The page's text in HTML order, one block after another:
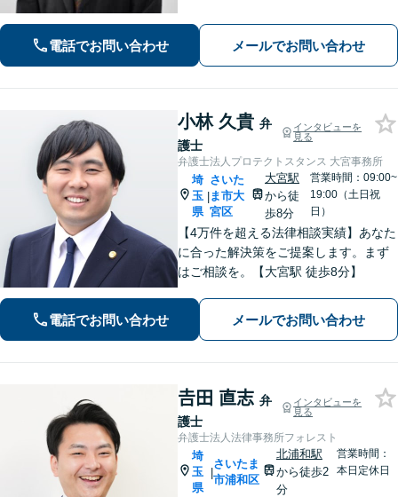
わせ下さい。
電話でお問い合わせ メールでお問い合わせ
小林 久貴 弁
護士
インタビューを
見る
弁護士法人プロテクトスタンス 大宮事務所
埼
玉
県
|
さいた
ま市大
宮区
大宮駅
から徒
歩8分
営業時間：09:00~
19:00（土日祝
日）
【4万件を超える法律相談実績】あなた
に合った解決策をご提案します。まず
はご相談を。【大宮駅 徒歩8分】
電話でお問い合わせ メールでお問い合わせ
𠮷田 直志 弁
護士
インタビューを
見る
弁護士法人法律事務所フォレスト
埼
玉
県
|
さいたま
市浦和区
北浦和駅
から徒歩2
分
営業時間：
本日定休日